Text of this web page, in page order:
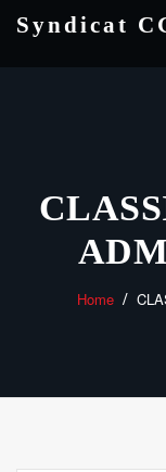
Syndicat
Home